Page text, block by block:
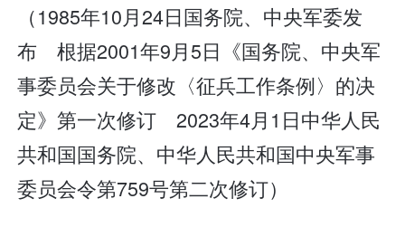
（1985年10月24日国务院、中央军委发
布 根据2001年9月5日《国务院、中央军
事委员会关于修改〈征兵工作条例〉的决
定》第一次修订 2023年4月1日中华人民
共和国国务院、中华人民共和国中央军事
委员会令第759号第二次修订）